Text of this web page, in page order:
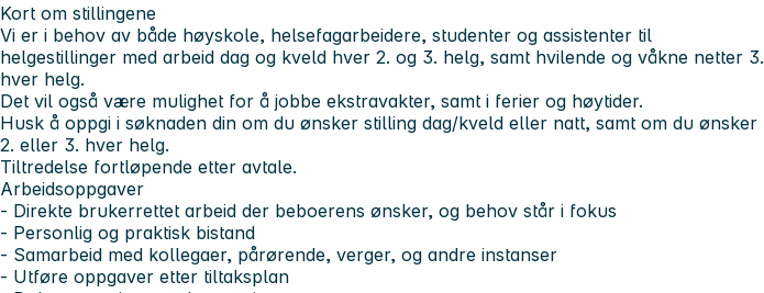
Kort om stillingene
Vi er i behov av både høyskole, helsefagarbeidere, studenter og assistenter til
helgestillinger med arbeid dag og kveld hver 2. og 3. helg, samt hvilende og våkne netter 3.
hver helg.
Det vil også være mulighet for å jobbe ekstravakter, samt i ferier og høytider.
Husk å oppgi i søknaden din om du ønsker stilling dag/kveld eller natt, samt om du ønsker
2. eller 3. hver helg.
Tiltredelse fortløpende etter avtale.
Arbeidsoppgaver
- Direkte brukerrettet arbeid der beboerens ønsker, og behov står i fokus
- Personlig og praktisk bistand
- Samarbeid med kollegaer, pårørende, verger, og andre instanser
- Utføre oppgaver etter tiltaksplan